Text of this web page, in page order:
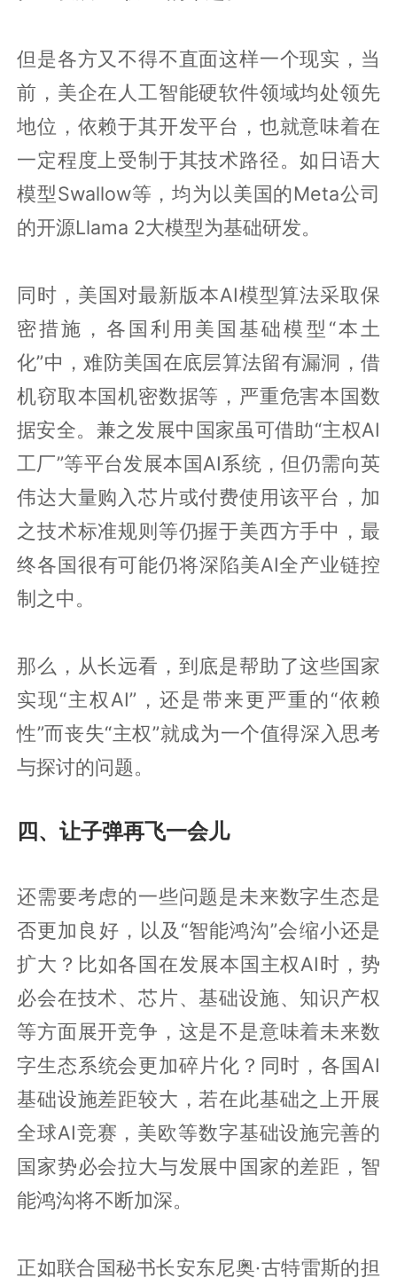
但是各方又不得不直面这样一个现实，当
前，美企在人工智能硬软件领域均处领先
地位，依赖于其开发平台，也就意味着在
一定程度上受制于其技术路径。如日语大
模型Swallow等，均为以美国的Meta公司
的开源Llama 2大模型为基础研发。
同时，美国对最新版本AI模型算法采取保
密措施，各国利用美国基础模型“本土
化”中，难防美国在底层算法留有漏洞，借
机窃取本国机密数据等，严重危害本国数
据安全。兼之发展中国家虽可借助“主权AI
工厂”等平台发展本国AI系统，但仍需向英
伟达大量购入芯片或付费使用该平台，加
之技术标准规则等仍握于美西方手中，最
终各国很有可能仍将深陷美AI全产业链控
制之中。
那么，从长远看，到底是帮助了这些国家
实现“主权AI”，还是带来更严重的“依赖
性”而丧失“主权”就成为一个值得深入思考
与探讨的问题。
四、让子弹再飞一会儿
还需要考虑的一些问题是未来数字生态是
否更加良好，以及“智能鸿沟”会缩小还是
扩大？比如各国在发展本国主权AI时，势
必会在技术、芯片、基础设施、知识产权
等方面展开竞争，这是不是意味着未来数
字生态系统会更加碎片化？同时，各国AI
基础设施差距较大，若在此基础之上开展
全球AI竞赛，美欧等数字基础设施完善的
国家势必会拉大与发展中国家的差距，智
能鸿沟将不断加深。
正如联合国秘书长安东尼奥·古特雷斯的担